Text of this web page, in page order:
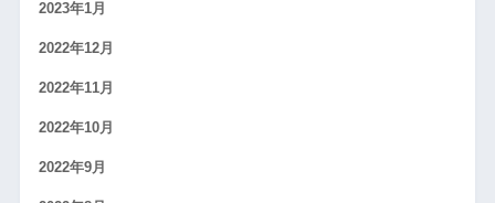
2023年1月
2022年12月
2022年11月
2022年10月
2022年9月